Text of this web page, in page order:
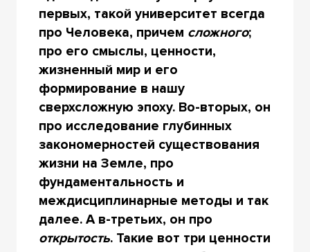
первых, такой университет всегда
про Человека, причем сложного;
про его смыслы, ценности,
жизненный мир и его
формирование в нашу
сверхсложную эпоху. Во-вторых, он
про исследование глубинных
закономерностей существования
жизни на Земле, про
фундаментальность и
междисциплинарные методы и так
далее. А в-третьих, он про
открытость. Такие вот три ценности